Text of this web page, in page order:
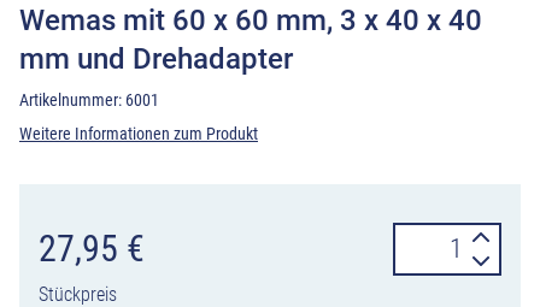
Wemas mit 60 x 60 mm, 3 x 40 x 40
mm und Drehadapter
Artikelnummer: 6001
Weitere Informationen zum Produkt
27,95 €
Stückpreis
Bakenfuß